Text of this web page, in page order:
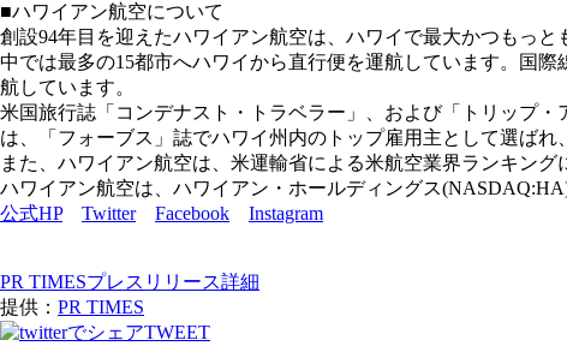
■ハワイアン航空について
創設94年目を迎えたハワイアン航空は、ハワイで最大かつもっ
中では最多の15都市へハワイから直行便を運航しています。国
航しています。
米国旅行誌「コンデナスト・トラベラー」、および「トリップ
は、「フォーブス」誌でハワイ州内のトップ雇用主として選ばれ
また、ハワイアン航空は、米運輸省による米航空業界ランキング
ハワイアン航空は、ハワイアン・ホールディングス
公式HP
Twitter Facebook Instagram
PR TIMESプレスリリース詳細
提供： PR TIMES
TWEET